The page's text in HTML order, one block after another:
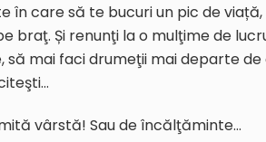
în care să te bucuri un pic de
braţ. Și renunţi la o mulţime de
să mai faci drumeţii mai departe
vârstă! Sau de încălţăminte…